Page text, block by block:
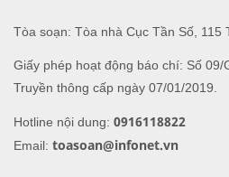
Tòa soạn: Tòa nhà Cục Tần Số, 115
Giấy phép hoạt động báo chí: Số 09/
Truyền thông cấp ngày 07/01/2019.
Hotline nội dung: 0916118822
Email: toasoan@infonet.vn